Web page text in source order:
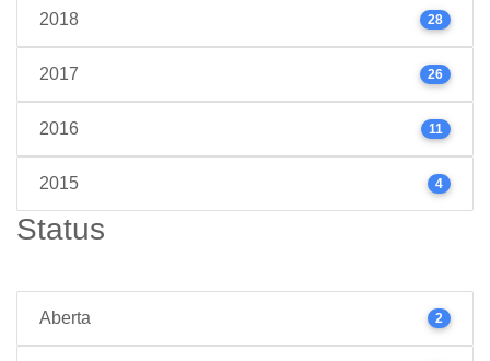
2018 28
2017 26
2016 11
2015 4
Status
Aberta 2